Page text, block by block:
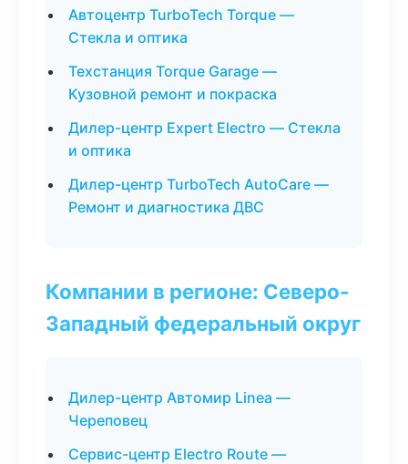
Автоцентр TurboTech Torque —
Стекла и оптика
Техстанция Torque Garage —
Кузовной ремонт и покраска
Дилер-центр Expert Electro — Стекла
и оптика
Дилер-центр TurboTech AutoCare —
Ремонт и диагностика ДВС
Компании в регионе: Северо-
Западный федеральный округ
Дилер-центр Автомир Linea —
Череповец
Сервис-центр Electro Route —